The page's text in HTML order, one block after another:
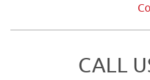
CALL